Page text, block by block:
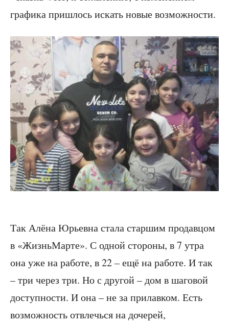
графика пришлось искать новые возможности.
Так Алёна Юрьевна стала старшим продавцом
в «ЖизньМарте». С одной стороны, в 7 утра
она уже на работе, в 22 – ещё на работе. И так
– три через три. Но с другой – дом в шаговой
доступности. И она – не за прилавком. Есть
возможность отвлечься на дочерей,